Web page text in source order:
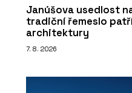
Janúšova usedlost
tradiční řemeslo
architektury
7. 8. 2026